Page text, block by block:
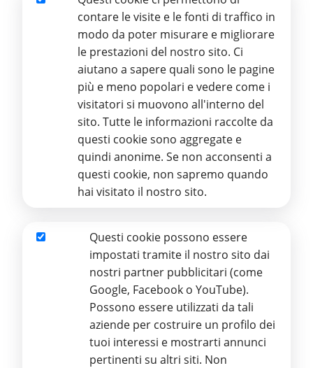
contare le visite e le fonti di traffico in
modo da poter misurare e migliorare
le prestazioni del nostro sito. Ci
aiutano a sapere quali sono le pagine
più e meno popolari e vedere come i
visitatori si muovono all'interno del
sito. Tutte le informazioni raccolte da
questi cookie sono aggregate e
quindi anonime. Se non acconsenti a
questi cookie, non sapremo quando
hai visitato il nostro sito.
Questi cookie possono essere
impostati tramite il nostro sito dai
nostri partner pubblicitari (come
Google, Facebook o YouTube).
Possono essere utilizzati da tali
aziende per costruire un profilo dei
tuoi interessi e mostrarti annunci
pertinenti su altri siti. Non
segnalazione in forma orale: 345/7618803
5) Informativa sul trattamento dei dati personali
del segnalante e dei soggetti eventualmente
coinvolti dalla segnalazione.
Procedura per la presentazione e la gestione delle
segnalazioni whistleblowing
Informativa privacy segnalazioni
Modulo per le sagnalazioni
Aggiornato il 17/06/2026
Stamperia Regionale Braille ETS
Via Aurelio Nicolodi, 4 – 95125 CATANIA